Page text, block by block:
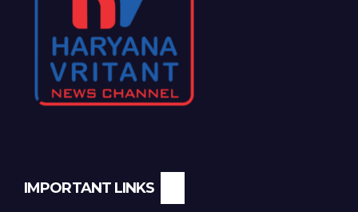
IMPORTANT LINKS